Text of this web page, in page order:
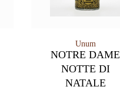
Unum
NOTRE DAME
NOTTE DI
NATALE